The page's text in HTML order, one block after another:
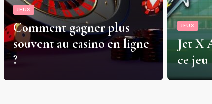
JEUX
Comment gagner plus
souvent au casino en ligne
?
JEUX
Jet X
ce jeu